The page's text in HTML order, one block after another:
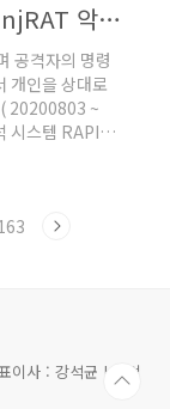
그 뒤를 따랐
차지하며 저번
국내 유명 웹하드를 통해 유포되는 njRAT 악성코드
공격자의 명령
개인을 상대로
( 20200803 ~
시스템 RAPIT
8월 9일 일요
이트를 통하여
이사 : 강석균 | 사업